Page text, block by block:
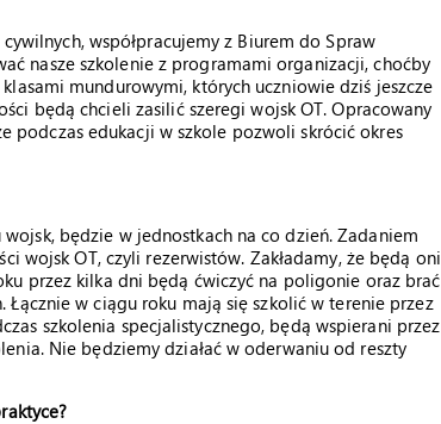
współpracujemy z Biurem do Spraw
nasze szkolenie z programami organizacji, choćby
mundurowymi, których uczniowie dziś jeszcze
będą chcieli zasilić szeregi wojsk OT. Opracowany
podczas edukacji w szkole pozwoli skrócić okres
będzie w jednostkach na co dzień. Zadaniem
wojsk OT, czyli rezerwistów. Zakładamy, że będą oni
przez kilka dni będą ćwiczyć na poligonie oraz brać
Łącznie w ciągu roku mają się szkolić w terenie przez
szkolenia specjalistycznego, będą wspierani przez
Nie będziemy działać w oderwaniu od reszty